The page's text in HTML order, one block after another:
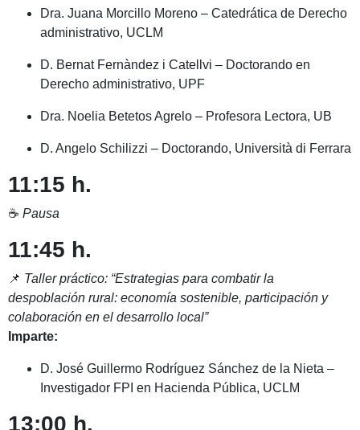
Dra. Juana Morcillo Moreno – Catedrática de Derecho
administrativo, UCLM
D. Bernat Fernàndez i Catellvi – Doctorando en
Derecho administrativo, UPF
Dra. Noelia Betetos Agrelo – Profesora Lectora, UB
D. Angelo Schilizzi – Doctorando, Università di Ferrara
11:15 h.
☕ Pausa
11:45 h.
📌 Taller práctico: “Estrategias para combatir la
despoblación rural: economía sostenible, participación y
colaboración en el desarrollo local”
Imparte:
D. José Guillermo Rodríguez Sánchez de la Nieta –
Investigador FPI en Hacienda Pública, UCLM
13:00 h.